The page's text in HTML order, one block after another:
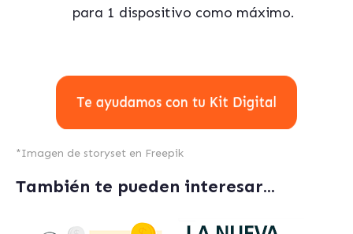
para 1 dispositivo como máximo.
*Imagen de storyset en Freepik
También te pueden interesar...